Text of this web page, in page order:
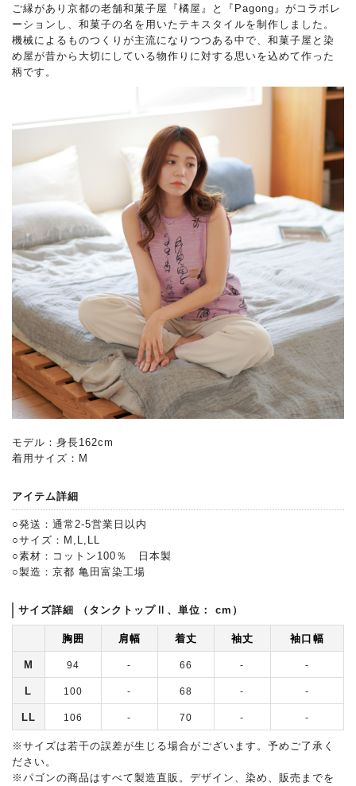
ご縁があり京都の老舗和菓子屋『橘屋』と『Pagong』がコラボレ
ーションし、和菓子の名を用いたテキスタイルを制作しました。
機械によるものつくりが主流になりつつある中で、和菓子屋と染
め屋が昔から大切にしている物作りに対する思いを込めて作った
柄です。
モデル：身長162cm
着用サイズ：M
アイテム詳細
○発送：通常2-5営業日以内
○サイズ：M,L,LL
○素材：コットン100％ 日本製
○製造：京都 亀田富染工場
サイズ詳細 （タンクトップⅡ、単位： cm）
胸囲 肩幅 着丈 袖丈 袖口幅
M 94 - 66 - -
L 100 - 68 - -
LL 106 - 70 - -
※サイズは若干の誤差が生じる場合がございます。予めご了承く
ださい。
※パゴンの商品はすべて製造直販。デザイン、染め、販売までを